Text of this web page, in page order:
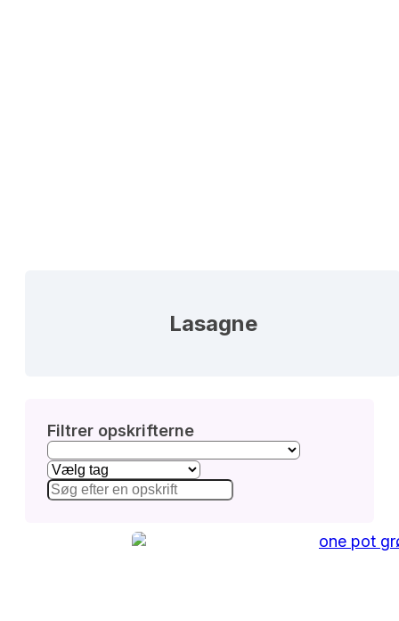
Lasagne
Filtrer opskrifterne